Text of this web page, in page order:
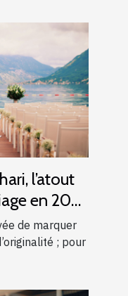
l’atout
en 2025
de marquer
; pour